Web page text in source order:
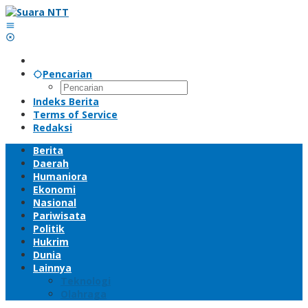
Lewati
ke
konten
Pencarian
Indeks Berita
Terms of Service
Redaksi
Berita
Daerah
Humaniora
Ekonomi
Nasional
Pariwisata
Politik
Hukrim
Dunia
Lainnya
Teknologi
Olahraga